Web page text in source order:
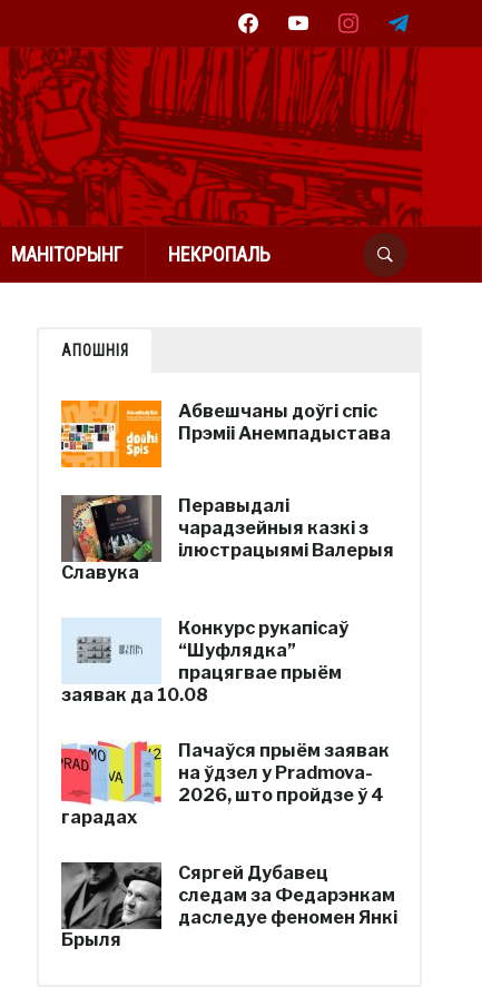
facebookyoutube instagramtelegram
МАНІТОРЫНГ НЕКРОПАЛЬ
АПОШНІЯ
Абвешчаны доўгі спіс
Прэміі Анемпадыстава
Перавыдалі
чарадзейныя казкі з
ілюстрацыямі Валерыя
Славука
Конкурс рукапісаў
“Шуфлядка”
працягвае прыём
заявак да 10.08
Пачаўся прыём заявак
на ўдзел у Pradmova-
2026, што пройдзе ў 4
гарадах
Сяргей Дубавец
следам за Федарэнкам
даследуе феномен Янкі
Брыля